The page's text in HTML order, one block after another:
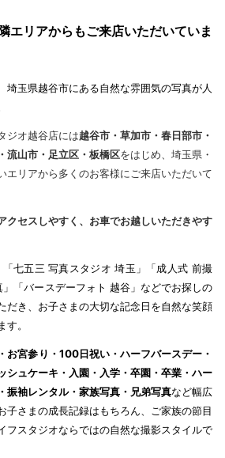
エリアからもご来店いただいていま
埼玉県越谷市にある自然な雰囲気の写真が人
ジオ越谷店には越谷市・草加市・春日部市・
流山市・足立区・板橋区をはじめ、埼玉県・
エリアから多くのお客様にご来店いただいて
クセスしやすく、お車でお越しいただきやす
「七五三 写真スタジオ 埼玉」「成人式 前撮
「バースデーフォト 越谷」などでお探しの
だき、お子さまの大切な記念日を自然な笑顔
。
お宮参り・100日祝い・ハーフバースデー・
シュケーキ・入園・入学・卒園・卒業・ハー
振袖レンタル・家族写真・兄弟写真など幅広
子さまの成長記録はもちろん、ご家族の節目
フスタジオならではの自然な撮影スタイルで